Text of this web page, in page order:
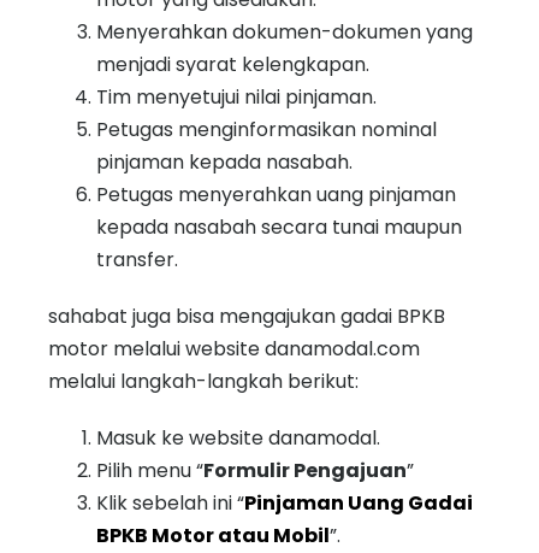
Menyerahkan dokumen-dokumen yang
menjadi syarat kelengkapan.
Tim menyetujui nilai pinjaman.
Petugas menginformasikan nominal
pinjaman kepada nasabah.
Petugas menyerahkan uang pinjaman
kepada nasabah secara tunai maupun
transfer.
sahabat juga bisa mengajukan gadai BPKB
motor melalui website danamodal.com
melalui langkah-langkah berikut:
Masuk ke website danamodal.
Pilih menu “Formulir Pengajuan”
Klik sebelah ini “Pinjaman Uang Gadai
BPKB Motor atau Mobil”.